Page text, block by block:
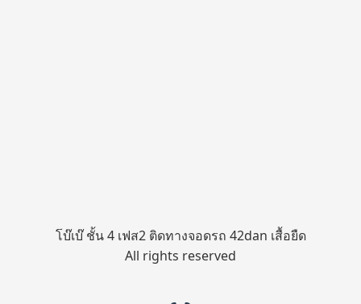
โบ๊เบ๊ ชั้น 4 เฟส2 ติดทางจอดรถ 42dan เสื้อยืด
All rights reserved